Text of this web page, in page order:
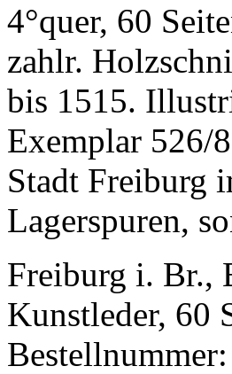
4°quer, 60
zahlr.
bis 1515.
Exemplar 526/
Stadt Freiburg
Lagerspuren,
Freiburg i. Br.,
Kunstleder, 60